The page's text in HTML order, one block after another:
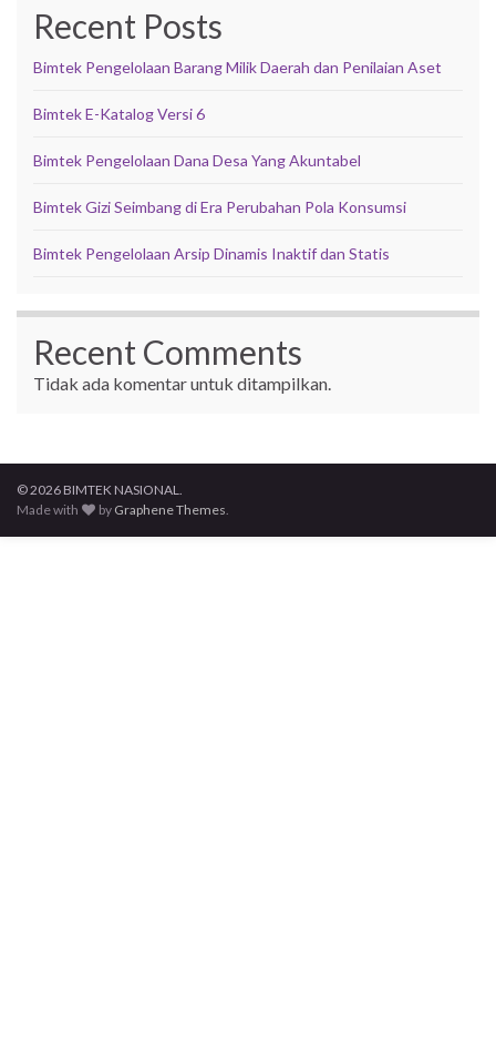
Recent Posts
Bimtek Pengelolaan Barang Milik Daerah dan Penilaian Aset
Bimtek E-Katalog Versi 6
Bimtek Pengelolaan Dana Desa Yang Akuntabel
Bimtek Gizi Seimbang di Era Perubahan Pola Konsumsi
Bimtek Pengelolaan Arsip Dinamis Inaktif dan Statis
Recent Comments
Tidak ada komentar untuk ditampilkan.
© 2026 BIMTEK NASIONAL.
Made with
by Graphene Themes